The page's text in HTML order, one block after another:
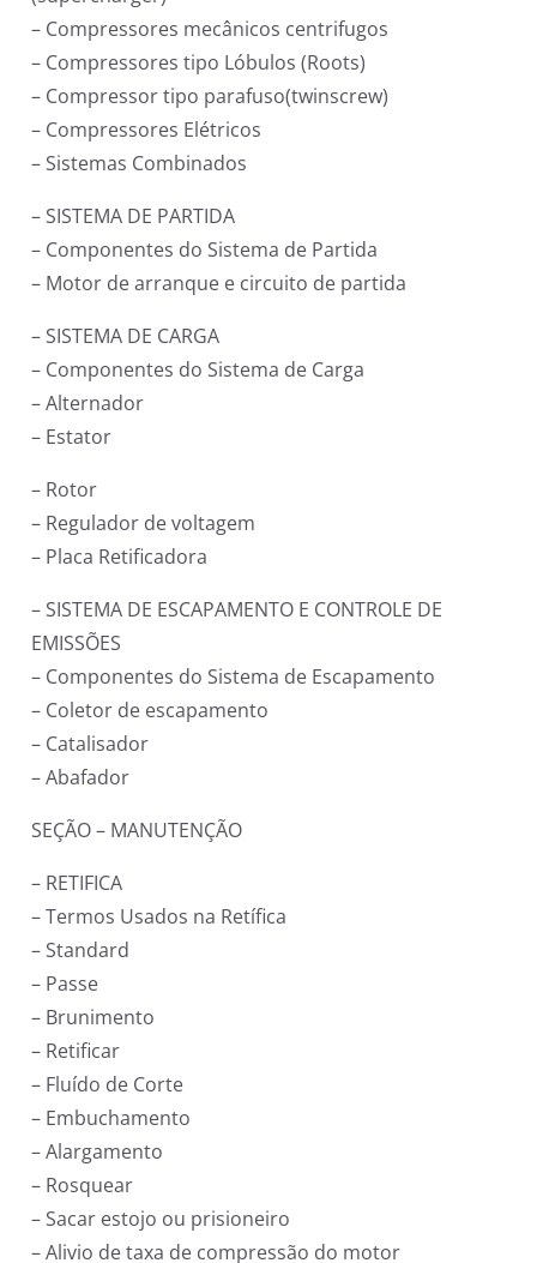
– Compressores mecânicos centrifugos
– Compressores tipo Lóbulos (Roots)
– Compressor tipo parafuso(twinscrew)
– Compressores Elétricos
– Sistemas Combinados
– SISTEMA DE PARTIDA
– Componentes do Sistema de Partida
– Motor de arranque e circuito de partida
– SISTEMA DE CARGA
– Componentes do Sistema de Carga
– Alternador
– Estator
– Rotor
– Regulador de voltagem
– Placa Retificadora
– SISTEMA DE ESCAPAMENTO E CONTROLE DE
EMISSÕES
– Componentes do Sistema de Escapamento
– Coletor de escapamento
– Catalisador
– Abafador
SEÇÃO – MANUTENÇÃO
– RETIFICA
– Termos Usados na Retífica
– Standard
– Passe
– Brunimento
– Retificar
– Fluído de Corte
– Embuchamento
– Alargamento
– Rosquear
– Sacar estojo ou prisioneiro
– Alivio de taxa de compressão do motor